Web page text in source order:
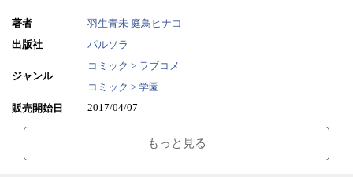
著者 羽生青未 庭鳥ヒナコ
出版社
パルソラ
ジャンル
コミック > ラブコメ
コミック > 学園
販売開始日
2017/04/07
ページ数
142ページ
もっと見る